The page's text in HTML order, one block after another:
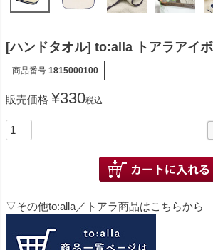
[ハンドタオル] to:alla トアラアイ
商品番号 1815000100
販売価格 ¥330税込
▽その他to:alla／トアラ商品はこちらから